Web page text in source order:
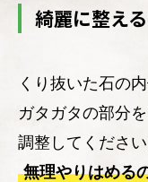
綺麗に整え
くり抜いた石の
ガタガタの部分
調整してください
無理やりはめる